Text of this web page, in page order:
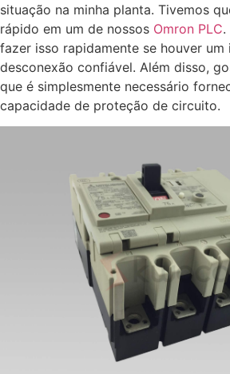
situação na minha planta. Tivemos
rápido em um de nossos Omron PLC.
fazer isso rapidamente se houver
desconexão confiável. Além disso,
que é simplesmente necessário
capacidade de proteção de circuito.